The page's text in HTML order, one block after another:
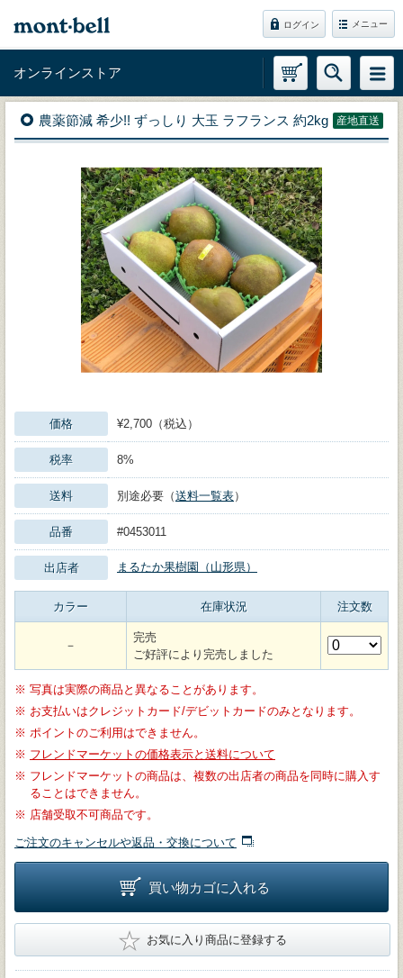
ログイン メニュー
オンラインストア
農薬節減 希少!! ずっしり 大玉 ラフランス 約2kg 産地直送
価格 ¥2,700（税込）
税率 8%
送料 別途必要（送料一覧表）
品番 #0453011
出店者 まるたか果樹園（山形県）
カラー 在庫状況 注文数
－
完売
ご好評により完売しました
※ 写真は実際の商品と異なることがあります。
※ お支払いはクレジットカード/デビットカードのみとなります。
※ ポイントのご利用はできません。
※ フレンドマーケットの価格表示と送料について
※ フレンドマーケットの商品は、複数の出店者の商品を同時に購入す
ることはできません。
※ 店舗受取不可商品です。
ご注文のキャンセルや返品・交換について
買い物カゴに入れる
★ お気に入り商品に登録する